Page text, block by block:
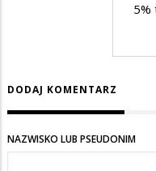
5%
DODAJ KOMENTARZ
NAZWISKO LUB PSEUDONIM